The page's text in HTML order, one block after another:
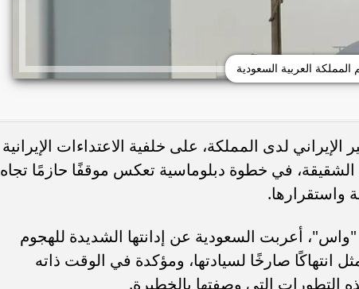
المملكة العربية السعودية
لدى المملكة، على خلفية الاعتداءات الإيرانية
في خطوة دبلوماسية تعكس موقفًا حازمًا تجاه
واستقرارها.
"واس"، أعربت السعودية عن إدانتها الشديدة للهجوم
انتهاكًا صارخًا لسيادتها، ومؤكدة في الوقت ذاته
التي وصفتها بالخطيرة.